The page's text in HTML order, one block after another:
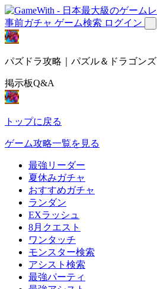
事前ガチャ ゲーム検索 ログイン
パズドラ攻略｜パズル＆ドラゴンズ
掲示板Q&A
トップに戻る
ゲーム攻略一覧を見る
最強リーダー
夏休みガチャ
おすすめガチャ
ランダン
EXラッシュ
8月クエスト
ワンタッチ
モンスター検索
アシスト検索
最強パーティ